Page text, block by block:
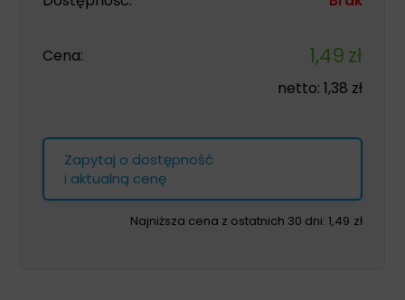
Cena: 1,49zł
netto: 1,38 zł
Zapytaj o dostępność
i aktualną cenę
Najniższa cena z ostatnich 30 dni: 1,49 zł